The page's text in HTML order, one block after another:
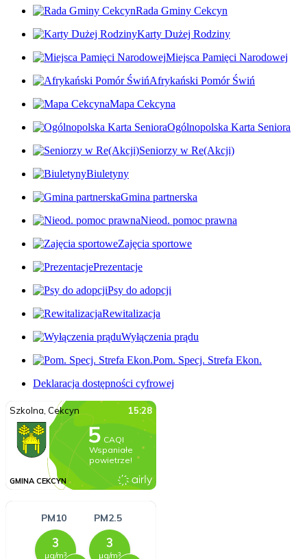
Rada Gminy Cekcyn
Karty Dużej Rodziny
Miejsca Pamięci Narodowej
Afrykański Pomór Świń
Mapa Cekcyna
Ogólnopolska Karta Seniora
Seniorzy w Re(Akcji)
Biuletyny
Gmina partnerska
Nieod. pomoc prawna
Zajęcia sportowe
Prezentacje
Psy do adopcji
Rewitalizacja
Wyłączenia prądu
Pom. Specj. Strefa Ekon.
Deklaracja dostępności cyfrowej